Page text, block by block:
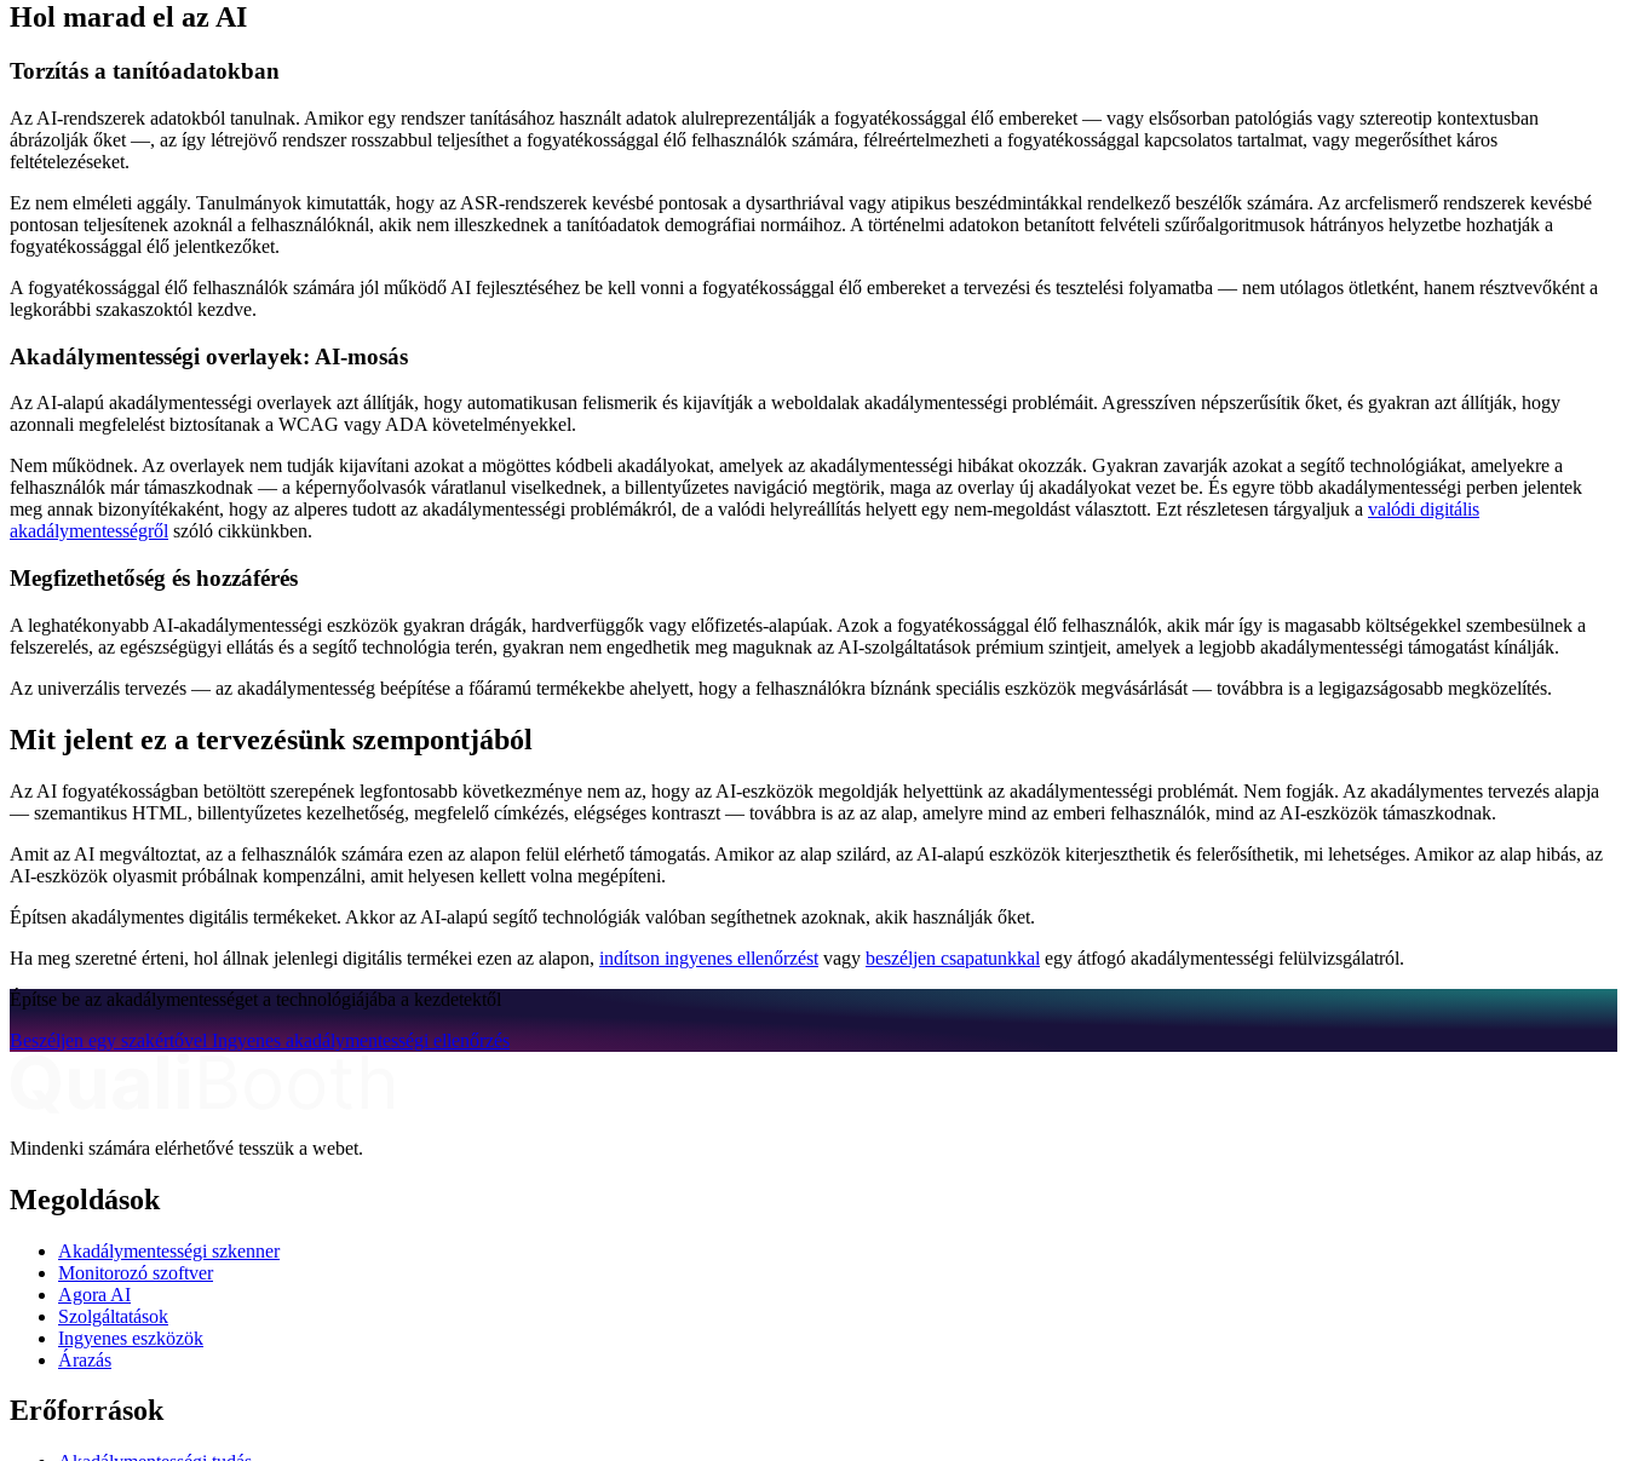
Hol marad el az AI
Torzítás a tanítóadatokban
Az AI-rendszerek adatokból tanulnak. Amikor egy rendszer tanításához használt adatok alulreprezentálják a fogyatékossággal élő embereket — vagy elsősorban patológiás vagy sztereotip kontextusban
ábrázolják őket —, az így létrejövő rendszer rosszabbul teljesíthet a fogyatékossággal élő felhasználók számára, félreértelmezheti a fogyatékossággal kapcsolatos tartalmat, vagy megerősíthet káros
feltételezéseket.
Ez nem elméleti aggály. Tanulmányok kimutatták, hogy az ASR-rendszerek kevésbé pontosak a dysarthriával vagy atipikus beszédmintákkal rendelkező beszélők számára. Az arcfelismerő rendszerek kevésbé
pontosan teljesítenek azoknál a felhasználóknál, akik nem illeszkednek a tanítóadatok demográfiai normáihoz. A történelmi adatokon betanított felvételi szűrőalgoritmusok hátrányos helyzetbe hozhatják a
fogyatékossággal élő jelentkezőket.
A fogyatékossággal élő felhasználók számára jól működő AI fejlesztéséhez be kell vonni a fogyatékossággal élő embereket a tervezési és tesztelési folyamatba — nem utólagos ötletként, hanem résztvevőként a
legkorábbi szakaszoktól kezdve.
Akadálymentességi overlayek: AI-mosás
Az AI-alapú akadálymentességi overlayek azt állítják, hogy automatikusan felismerik és kijavítják a weboldalak akadálymentességi problémáit. Agresszíven népszerűsítik őket, és gyakran azt állítják, hogy
azonnali megfelelést biztosítanak a WCAG vagy ADA követelményekkel.
Nem működnek. Az overlayek nem tudják kijavítani azokat a mögöttes kódbeli akadályokat, amelyek az akadálymentességi hibákat okozzák. Gyakran zavarják azokat a segítő technológiákat, amelyekre a
felhasználók már támaszkodnak — a képernyőolvasók váratlanul viselkednek, a billentyűzetes navigáció megtörik, maga az overlay új akadályokat vezet be. És egyre több akadálymentességi perben jelentek
meg annak bizonyítékaként, hogy az alperes tudott az akadálymentességi problémákról, de a valódi helyreállítás helyett egy nem-megoldást választott. Ezt részletesen tárgyaljuk a valódi digitális
akadálymentességről szóló cikkünkben.
Megfizethetőség és hozzáférés
A leghatékonyabb AI-akadálymentességi eszközök gyakran drágák, hardverfüggők vagy előfizetés-alapúak. Azok a fogyatékossággal élő felhasználók, akik már így is magasabb költségekkel szembesülnek a
felszerelés, az egészségügyi ellátás és a segítő technológia terén, gyakran nem engedhetik meg maguknak az AI-szolgáltatások prémium szintjeit, amelyek a legjobb akadálymentességi támogatást kínálják.
Az univerzális tervezés — az akadálymentesség beépítése a főáramú termékekbe ahelyett, hogy a felhasználókra bíznánk speciális eszközök megvásárlását — továbbra is a legigazságosabb megközelítés.
Mit jelent ez a tervezésünk szempontjából
Az AI fogyatékosságban betöltött szerepének legfontosabb következménye nem az, hogy az AI-eszközök megoldják helyettünk az akadálymentességi problémát. Nem fogják. Az akadálymentes tervezés alapja
— szemantikus HTML, billentyűzetes kezelhetőség, megfelelő címkézés, elégséges kontraszt — továbbra is az az alap, amelyre mind az emberi felhasználók, mind az AI-eszközök támaszkodnak.
Amit az AI megváltoztat, az a felhasználók számára ezen az alapon felül elérhető támogatás. Amikor az alap szilárd, az AI-alapú eszközök kiterjeszthetik és felerősíthetik, mi lehetséges. Amikor az alap hibás, az
AI-eszközök olyasmit próbálnak kompenzálni, amit helyesen kellett volna megépíteni.
Építsen akadálymentes digitális termékeket. Akkor az AI-alapú segítő technológiák valóban segíthetnek azoknak, akik használják őket.
Ha meg szeretné érteni, hol állnak jelenlegi digitális termékei ezen az alapon, indítson ingyenes ellenőrzést vagy beszéljen csapatunkkal egy átfogó akadálymentességi felülvizsgálatról.
Építse be az akadálymentességet a technológiájába a kezdetektől
Beszéljen egy szakértővel Ingyenes akadálymentességi ellenőrzés
Mindenki számára elérhetővé tesszük a webet.
Megoldások
Akadálymentességi szkenner
Monitorozó szoftver
Agora AI
Szolgáltatások
Ingyenes eszközök
Árazás
Erőforrások